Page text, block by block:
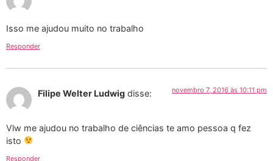
Isso me ajudou muito no trabalho
Responder
Filipe Welter Ludwig disse: novembro 7, 2016 às 10:11 pm
Vlw me ajudou no trabalho de ciências te amo pessoa q fez
isto
Responder